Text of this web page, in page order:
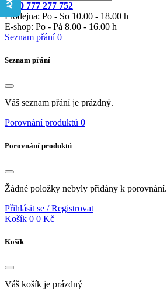
+420 777 277 752
Prodejna: Po - So 10.00 - 18.00 h
E-shop: Po - Pá 8.00 - 16.00 h
Seznam přání 0
Seznam přání
Váš seznam přání je prázdný.
Porovnání produktů 0
Porovnání produktů
Žádné položky nebyly přidány k porovnání.
Přihlásit se / Registrovat
Košík 0 0 Kč
Košík
Váš košík je prázdný